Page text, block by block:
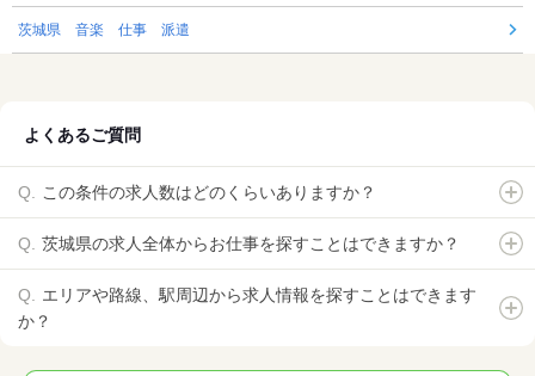
茨城県 音楽 仕事 派遣
よくあるご質問
この条件の求人数はどのくらいありますか？
茨城県の求人全体からお仕事を探すことはできますか？
エリアや路線、駅周辺から求人情報を探すことはできます
か？